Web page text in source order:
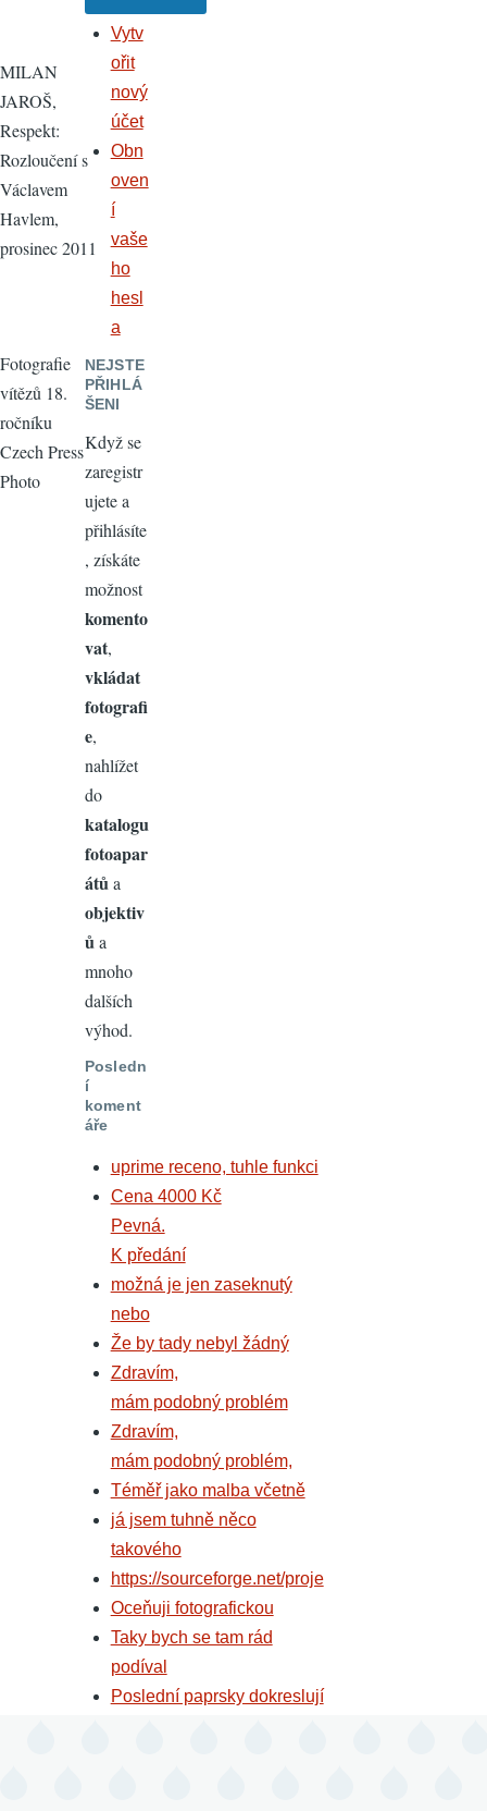
MILAN
JAROŠ,
Respekt:
Rozloučení s
Václavem
Havlem,
prosinec 2011
Fotografie
vítězů 18.
ročníku
Czech Press
Photo
Vytv
ořit
nový
účet
Obn
oven
í
vaše
ho
hesl
a
NEJSTE
PŘIHLÁ
ŠENI
Když se
zaregistr
ujete a
přihlásíte
, získáte
možnost
komento
vat,
vkládat
fotografi
e,
nahlížet
do
katalogu
fotoapar
átů a
objektiv
ů a
mnoho
dalších
výhod.
Posledn
í
koment
áře
uprime receno, tuhle funkci
Cena 4000 Kč
Pevná.
K předání
možná je jen zaseknutý
nebo
Že by tady nebyl žádný
Zdravím,
mám podobný problém
Zdravím,
mám podobný problém,
Téměř jako malba včetně
já jsem tuhně něco
takového
https://sourceforge.net/proje
Oceňuji fotografickou
Taky bych se tam rád
podíval
Poslední paprsky dokreslují